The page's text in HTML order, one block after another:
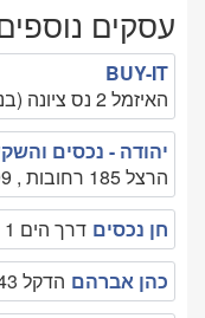
עסקים
BUY-IT
האיזמל 2 נס ציונה (בניין שער העיר) , 08-9400797
יהודה - נכסים
הרצל 185 רחובות , 0542729999
חן נכסים דרך הים 1 רחובות , 089473555
כהן אברהם הדקל 43 רחובות , 077-531862